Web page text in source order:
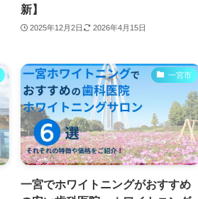
新】
2025年12月2日 2026年4月15日
一宮市
一宮でホワイトニングがおすすめ